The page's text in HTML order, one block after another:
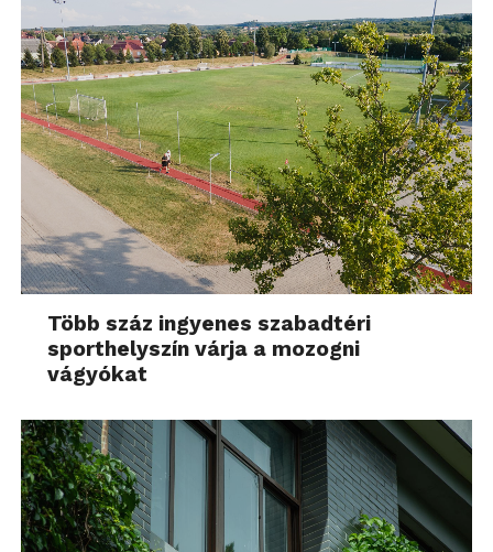
Több száz ingyenes szabadtéri
sporthelyszín várja a mozogni
vágyókat